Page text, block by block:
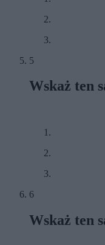
5
Wskaż ten
6
Wskaż ten